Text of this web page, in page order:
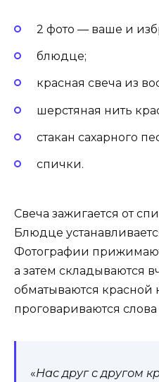
2 фото — ваше и
блюдце;
красная свеча из
шерстяная нить
стакан сахарного
спички.
Свеча зажигается от
Блюдце
Фотографии
а затем складываются
обматываются красной
проговариваются слова
«Нас друг с другом